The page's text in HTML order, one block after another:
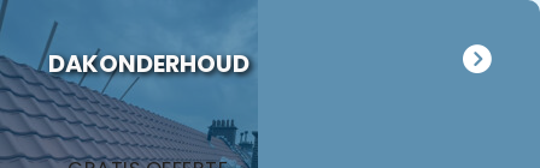
meteen
gevraagd
DAKONDERHOUD